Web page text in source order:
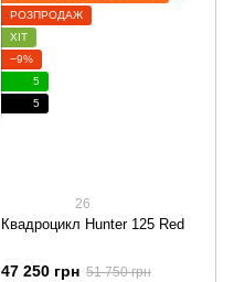
РОЗПРОДАЖ
ХІТ
−9%
5
5
26
Квадроцикл Hunter 125 Red
47 250 грн 51 750 грн